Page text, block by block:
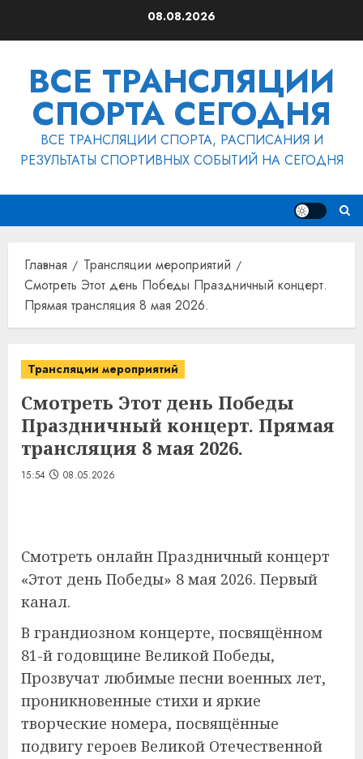
08.08.2026
ВСЕ ТРАНСЛЯЦИИ
СПОРТА СЕГОДНЯ
ВСЕ ТРАНСЛЯЦИИ СПОРТА, РАСПИСАНИЯ И
РЕЗУЛЬТАТЫ СПОРТИВНЫХ СОБЫТИЙ НА СЕГОДНЯ
Главная
Трансляции мероприятий
Смотреть Этот день Победы Праздничный концерт.
Прямая трансляция 8 мая 2026.
Трансляции мероприятий
Смотреть Этот день Победы
Праздничный концерт. Прямая
трансляция 8 мая 2026.
15:54 08.05.2026
Смотреть онлайн Праздничный концерт
«Этот день Победы» 8 мая 2026. Первый
канал.
В грандиозном концерте, посвящённом
81-й годовщине Великой Победы,
Прозвучат любимые песни военных лет,
проникновенные стихи и яркие
творческие номера, посвящённые
подвигу героев Великой Отечественной